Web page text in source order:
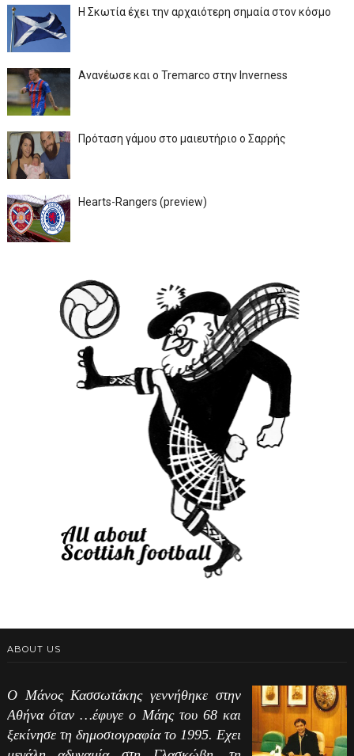
Η Σκωτία έχει την αρχαιότερη σημαία στον κόσμο
Ανανέωσε και ο Tremarco στην Inverness
Πρόταση γάμου στο μαιευτήριο ο Σαρρής
Hearts-Rangers (preview)
ABOUT US
Ο Μάνος Κασσωτάκης γεννήθηκε στην
Αθήνα όταν …έφυγε ο Μάης του 68 και
ξεκίνησε τη δημοσιογραφία το 1995. Εχει